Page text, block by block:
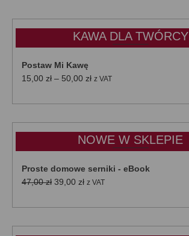
KAWA DLA TWÓRCY
Postaw Mi Kawę
15,00 zł – 50,00 złZakres
od
do
50,00 zł
z VAT
NOWE W SKLEPIE
Proste domowe serniki - eBook
47,00zł Pierwotna
wynosiła:
39,00 złAktualna
wynosi:
z VAT